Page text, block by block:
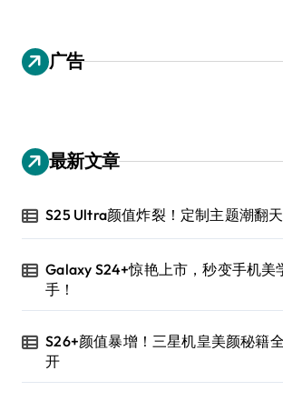
广告
最新文章
S25 Ultra颜值炸裂！定制主题潮翻天
Galaxy S24+惊艳上市，秒变手机美
手！
S26+颜值暴增！三星机皇美颜秘籍
开